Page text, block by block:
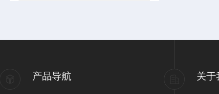
产品导航 关于